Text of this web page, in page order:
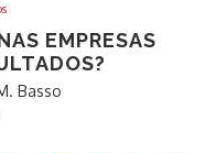
EMPRESAS
Basso